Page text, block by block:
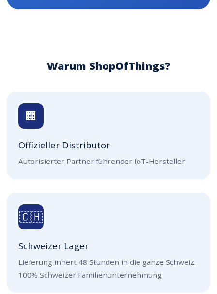
Warum ShopOfThings?
🏢
Offizieller Distributor
Autorisierter Partner führender IoT-Hersteller
🇨🇭
Schweizer Lager
Lieferung innert 48 Stunden in die ganze Schweiz.
100% Schweizer Familienunternehmung